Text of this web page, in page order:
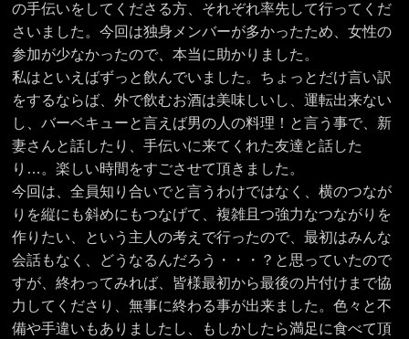
の手伝いをしてくださる方、それぞれ率先して行ってくだ
さいました。今回は独身メンバーが多かったため、女性の
参加が少なかったので、本当に助かりました。
私はといえばずっと飲んでいました。ちょっとだけ言い訳
をするならば、外で飲むお酒は美味しいし、運転出来ない
し、バーベキューと言えば男の人の料理！と言う事で、新
妻さんと話したり、手伝いに来てくれた友達と話した
り…。楽しい時間をすごさせて頂きました。
今回は、全員知り合いでと言うわけではなく、横のつなが
りを縦にも斜めにもつなげて、複雑且つ強力なつながりを
作りたい、という主人の考えで行ったので、最初はみんな
会話もなく、どうなるんだろう・・・？と思っていたので
すが、終わってみれば、皆様最初から最後の片付けまで協
力してくださり、無事に終わる事が出来ました。色々と不
備や手違いもありましたし、もしかしたら満足に食べて頂